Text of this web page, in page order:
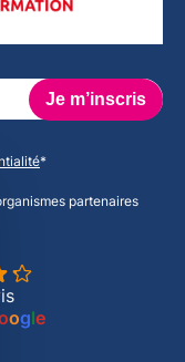
le
*
partenaires
ogle